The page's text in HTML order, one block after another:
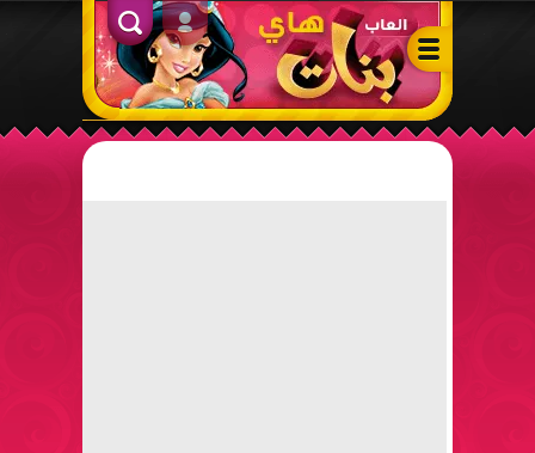
ألعاب بنات هاي – أفضل ألعاب تلبيس، مكياج، طبخ وأنشطة ممتعة
الدخول